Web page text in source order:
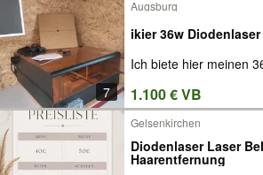
7
Augsburg
ikier 36w
Ich biete hier meinen
1.100 € VB
Gelsenkirchen
Diodenlaser Laser
Haarentfernung